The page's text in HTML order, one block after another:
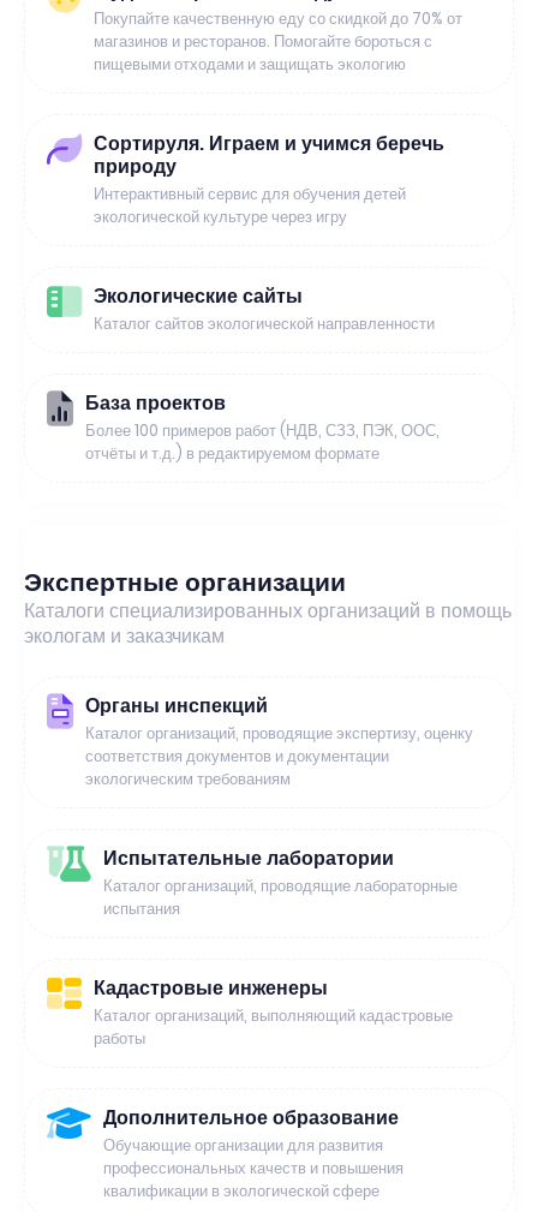
Покупайте качественную еду со скидкой до 70% от
магазинов и ресторанов. Помогайте бороться с
пищевыми отходами и защищать экологию
Сортируля. Играем и учимся беречь
природу
Интерактивный сервис для обучения детей
экологической культуре через игру
Экологические сайты
Каталог сайтов экологической направленности
База проектов
Более 100 примеров работ (НДВ, СЗЗ, ПЭК, ООС,
отчёты и т.д.) в редактируемом формате
Экспертные организации
Каталоги специализированных организаций в помощь
экологам и заказчикам
Органы инспекций
Каталог организаций, проводящие экспертизу, оценку
соответствия документов и документации
экологическим требованиям
Испытательные лаборатории
Каталог организаций, проводящие лабораторные
испытания
Кадастровые инженеры
Каталог организаций, выполняющий кадастровые
работы
Дополнительное образование
Обучающие организации для развития
профессиональных качеств и повышения
квалификации в экологической сфере